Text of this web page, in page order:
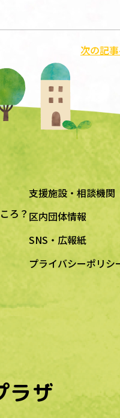
次の記
ろ？
支援施設・相談機関
区内団体情報
SNS・広報紙
プライバシーポリシ
ラザ